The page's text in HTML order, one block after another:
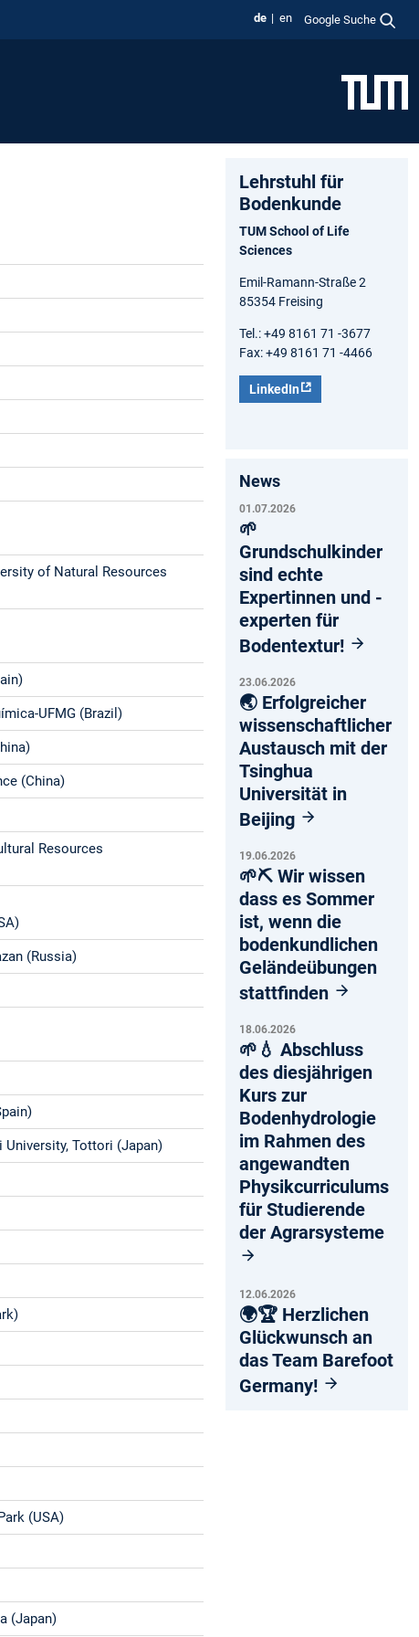
de en Google Suche
of Natural Resources
UFMG (Brazil)
(China)
Resources
(Russia)
Tottori (Japan)
(USA)
(Japan)
Lehrstuhl für
Bodenkunde
TUM School of Life
Sciences
Emil-Ramann-Straße 2
85354 Freising
Tel.: +49 8161 71 -3677
Fax: +49 8161 71 -4466
LinkedIn
News
01.07.2026
🌱
Grundschulkinder
sind echte
Expertinnen und -
experten für
Bodentextur!
23.06.2026
🌏 Erfolgreicher
wissenschaftlicher
Austausch mit der
Tsinghua
Universität in
Beijing
19.06.2026
🌱⛏️ Wir wissen
dass es Sommer
ist, wenn die
bodenkundlichen
Geländeübungen
stattfinden
18.06.2026
🌱💧 Abschluss
des diesjährigen
Kurs zur
Bodenhydrologie
im Rahmen des
angewandten
Physikcurriculums
für Studierende
der Agrarsysteme
12.06.2026
🌍🏆 Herzlichen
Glückwunsch an
das Team Barefoot
Germany!